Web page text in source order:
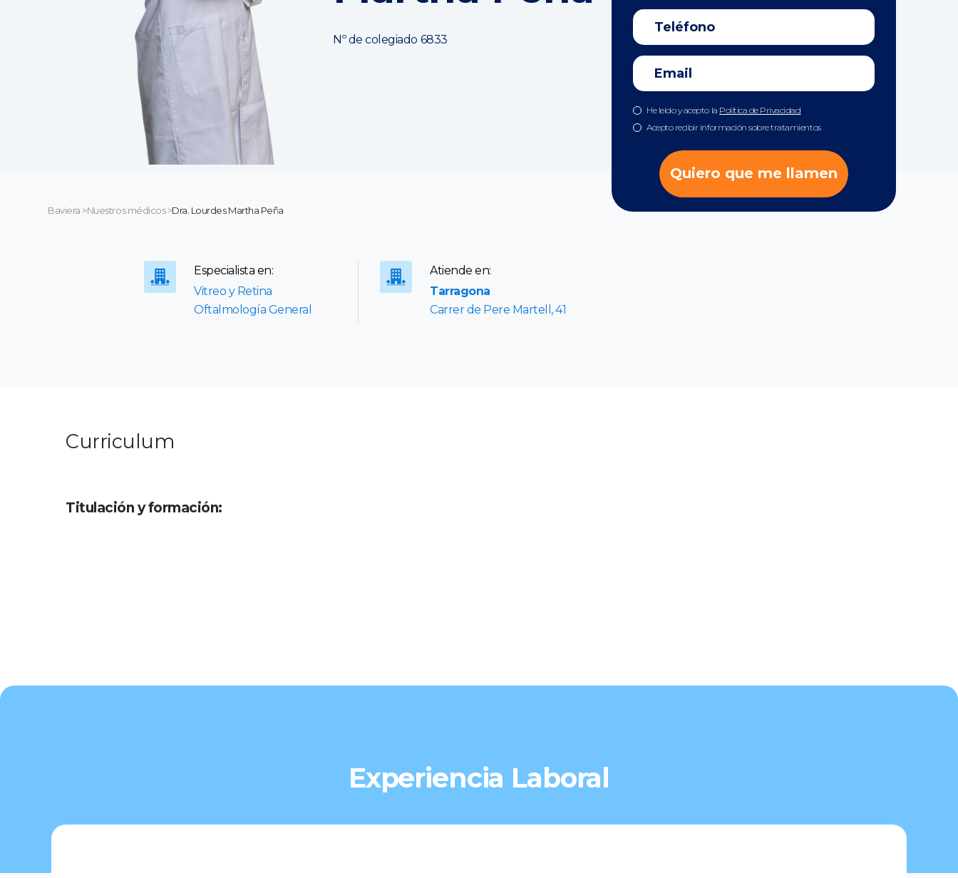
Nº de colegiado 6833
He leído y acepto la Política de Privacidad
Acepto recibir información sobre tratamientos
Quiero que me llamen
Baviera >Nuestros médicos>Dra. Lourdes Martha Peña
Especialista en:
Vitreo y Retina
Oftalmología General
Atiende en:
Tarragona
Carrer de Pere Martell, 41
Curriculum
Titulación y formación:
Experiencia Laboral